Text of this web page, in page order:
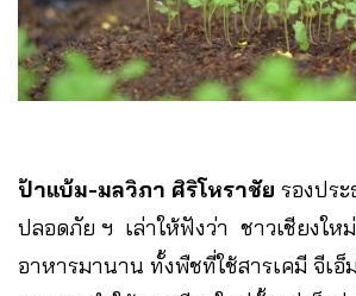
ป้าแบ้ม-มลวิภา ศิริโหราชัย รองปร
ปลอดภัย ฯ เล่าให้ฟังว่า ชาวเชียงให
อาหารมานาน ทั้งพืชที่ใช้สารเคมี จีเอ็